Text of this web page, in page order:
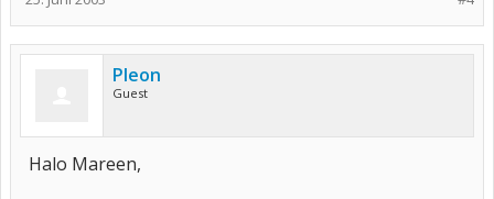
Pleon
Guest
Halo Mareen,